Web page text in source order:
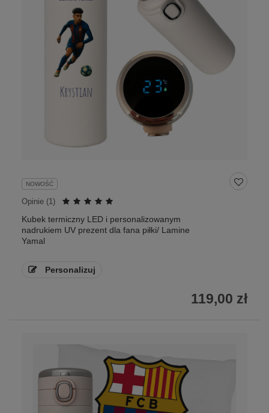
NOWOŚĆ
Opinie (1)
Kubek termiczny LED i personalizowanym
nadrukiem UV prezent dla fana piłki/ Lamine
Yamal
Personalizuj
119,00 zł